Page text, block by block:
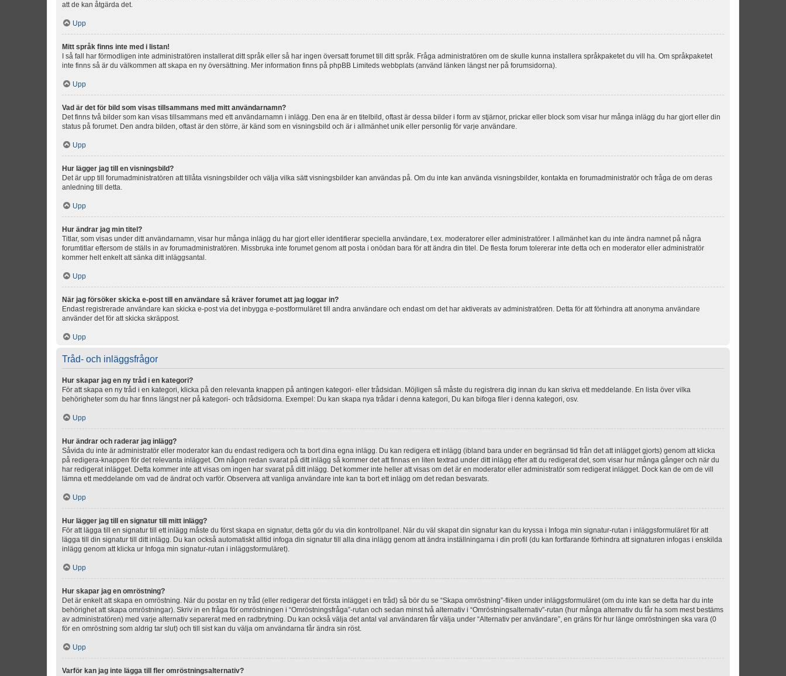
att de kan åtgärda det.
Upp
Mitt språk finns inte med i listan!
I så fall har förmodligen inte administratören installerat ditt språk eller så har ingen översatt forumet till ditt språk. Fråga administratören om de skulle kunna installera språkpaketet du vill ha. Om språkpaketet
inte finns så är du välkommen att skapa en ny översättning. Mer information finns på phpBB Limiteds webbplats (använd länken längst ner på forumsidorna).
Upp
Vad är det för bild som visas tillsammans med mitt användarnamn?
Det finns två bilder som kan visas tillsammans med ett användarnamn i inlägg. Den ena är en titelbild, oftast är dessa bilder i form av stjärnor, prickar eller block som visar hur många inlägg du har gjort eller din
status på forumet. Den andra bilden, oftast är den större, är känd som en visningsbild och är i allmänhet unik eller personlig för varje användare.
Upp
Hur lägger jag till en visningsbild?
Det är upp till forumadministratören att tillåta visningsbilder och välja vilka sätt visningsbilder kan användas på. Om du inte kan använda visningsbilder, kontakta en forumadministratör och fråga de om deras
anledning till detta.
Upp
Hur ändrar jag min titel?
Titlar, som visas under ditt användarnamn, visar hur många inlägg du har gjort eller identifierar speciella användare, t.ex. moderatorer eller administratörer. I allmänhet kan du inte ändra namnet på några
forumtitlar eftersom de ställs in av forumadministratören. Missbruka inte forumet genom att posta i onödan bara för att ändra din titel. De flesta forum tolererar inte detta och en moderator eller administratör
kommer helt enkelt att sänka ditt inläggsantal.
Upp
När jag försöker skicka e-post till en användare så kräver forumet att jag loggar in?
Endast registrerade användare kan skicka e-post via det inbygga e-postformuläret till andra användare och endast om det har aktiverats av administratören. Detta för att förhindra att anonyma användare
använder det för att skicka skräppost.
Upp
Tråd- och inläggsfrågor
Hur skapar jag en ny tråd i en kategori?
För att skapa en ny tråd i en kategori, klicka på den relevanta knappen på antingen kategori- eller trådsidan. Möjligen så måste du registrera dig innan du kan skriva ett meddelande. En lista över vilka
behörigheter som du har finns längst ner på kategori- och trådsidorna. Exempel: Du kan skapa nya trådar i denna kategori, Du kan bifoga filer i denna kategori, osv.
Upp
Hur ändrar och raderar jag inlägg?
Såvida du inte är administratör eller moderator kan du endast redigera och ta bort dina egna inlägg. Du kan redigera ett inlägg (ibland bara under en begränsad tid från det att inlägget gjorts) genom att klicka
på redigera-knappen för det relevanta inlägget. Om någon redan svarat på ditt inlägg så kommer det att finnas en liten textrad under ditt inlägg efter att du redigerat det, som visar hur många gånger och när du
har redigerat inlägget. Detta kommer inte att visas om ingen har svarat på ditt inlägg. Det kommer inte heller att visas om det är en moderator eller administratör som redigerat inlägget. Dock kan de om de vill
lämna ett meddelande om vad de ändrat och varför. Observera att vanliga användare inte kan ta bort ett inlägg om det redan besvarats.
Upp
Hur lägger jag till en signatur till mitt inlägg?
För att lägga till en signatur till ett inlägg måste du först skapa en signatur, detta gör du via din kontrollpanel. När du väl skapat din signatur kan du kryssa i Infoga min signatur-rutan i inläggsformuläret för att
lägga till din signatur till ditt inlägg. Du kan också automatiskt alltid infoga din signatur till alla dina inlägg genom att ändra inställningarna i din profil (du kan fortfarande förhindra att signaturen infogas i enskilda
inlägg genom att klicka ur Infoga min signatur-rutan i inläggsformuläret).
Upp
Hur skapar jag en omröstning?
Det är enkelt att skapa en omröstning. När du postar en ny tråd (eller redigerar det första inlägget i en tråd) så bör du se “Skapa omröstning”-fliken under inläggsformuläret (om du inte kan se detta har du inte
behörighet att skapa omröstningar). Skriv in en fråga för omröstningen i “Omröstningsfråga”-rutan och sedan minst två alternativ i “Omröstningsalternativ”-rutan (hur många alternativ du får ha som mest bestäms
av administratören) med varje alternativ separerat med en radbrytning. Du kan också välja det antal val användaren får välja under “Alternativ per användare”, en gräns för hur länge omröstningen ska vara (0
för en omröstning som aldrig tar slut) och till sist kan du välja om användarna får ändra sin röst.
Upp
Varför kan jag inte lägga till fler omröstningsalternativ?